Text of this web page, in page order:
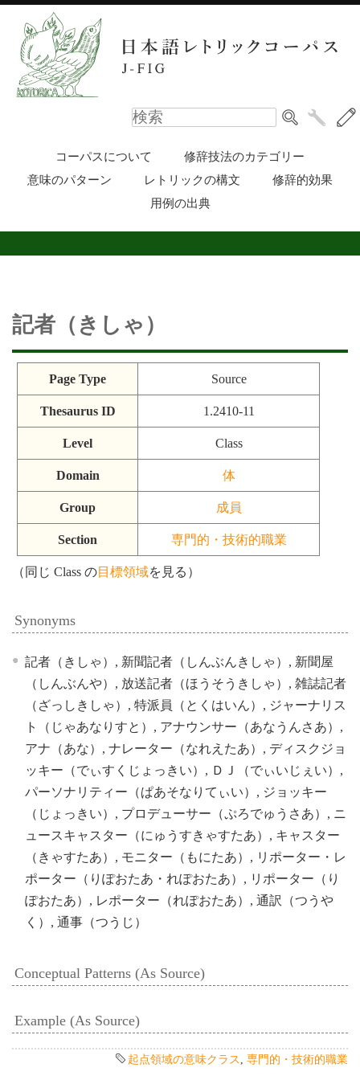
コーパスについて
修辞技法のカテゴリー
意味のパターン
レトリックの構文
修辞的効果
用例の出典
記者（きしゃ）
Page Type Source
Thesaurus ID 1.2410-11
Level Class
Domain 体
Group 成員
Section 専門的・技術的職業
（同じ Class の目標領域を見る）
Synonyms
記者（きしゃ）, 新聞記者（しんぶんきしゃ）, 新聞屋
（しんぶんや）, 放送記者（ほうそうきしゃ）, 雑誌記者
（ざっしきしゃ）, 特派員（とくはいん）, ジャーナリス
ト（じゃあなりすと）, アナウンサー（あなうんさあ）,
アナ（あな）, ナレーター（なれえたあ）, ディスクジョ
ッキー（でぃすくじょっきい）, ＤＪ（でぃいじぇい）,
パーソナリティー（ぱあそなりてぃい）, ジョッキー
（じょっきい）, プロデューサー（ぷろでゅうさあ）, ニ
ュースキャスター（にゅうすきゃすたあ）, キャスター
（きゃすたあ）, モニター（もにたあ）, リポーター・レ
ポーター（りぽおたあ・れぽおたあ）, リポーター（り
ぽおたあ）, レポーター（れぽおたあ）, 通訳（つうや
く）, 通事（つうじ）
Conceptual Patterns (As Source)
Example (As Source)
起点領域の意味クラス, 専門的・技術的職業